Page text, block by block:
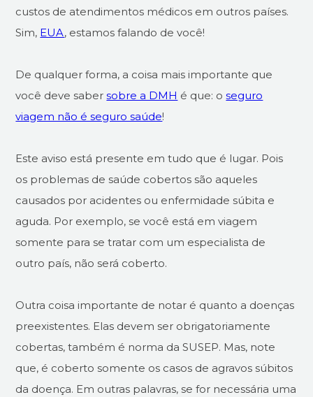
custos de atendimentos médicos em outros países.
Sim, EUA, estamos falando de você!
De qualquer forma, a coisa mais importante que
você deve sabersobre a DMH é que: oseguro
viagem não é seguro saúde!
Este aviso está presente em tudo que é lugar. Pois
os problemas de saúde cobertos são aqueles
causados por acidentes ou enfermidade súbita e
aguda. Por exemplo, se você está em viagem
somente para se tratar com um especialista de
outro país, não será coberto.
Outra coisa importante de notar é quanto a doenças
preexistentes. Elas devem ser obrigatoriamente
cobertas, também é norma da SUSEP. Mas, note
que, é coberto somente os casos de agravos súbitos
da doença. Em outras palavras, se for necessária uma